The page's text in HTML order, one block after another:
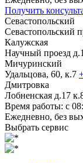
Получить
Севастопольский
Севастопольский
Калужская
Научный проезд
Мичуринский
Удальцова, 60, к.7
Дмитровка
Лобненская д.17
Время работы: с
Ежедневно, без
Выбрать сервис